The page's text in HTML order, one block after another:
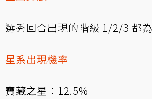
選秀回合出現的階級 1/2/3 都
星系出現機率
寶藏之星 ：12.5%